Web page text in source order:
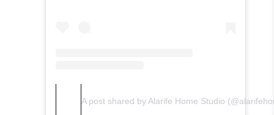
A post shared by Alarife Home Studio